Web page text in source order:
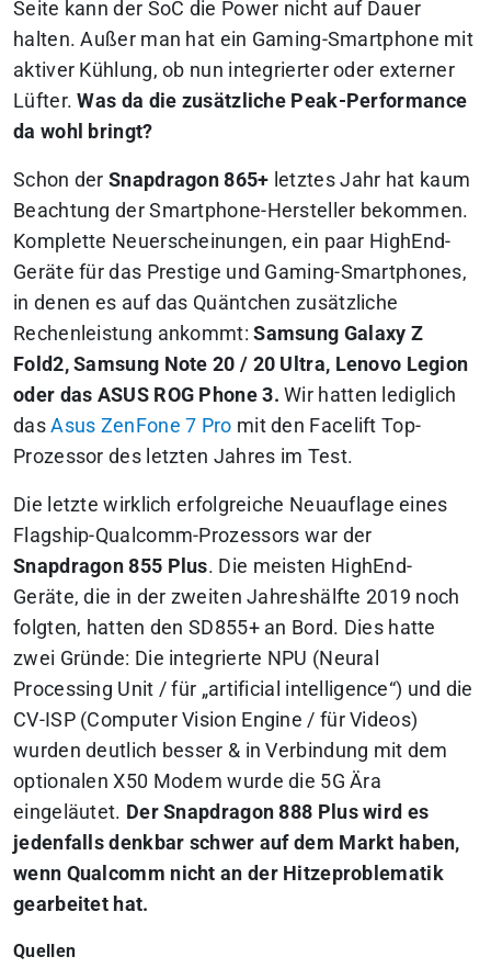
Seite kann der SoC die Power nicht auf Dauer
halten. Außer man hat ein Gaming-Smartphone mit
aktiver Kühlung, ob nun integrierter oder externer
Lüfter.Was da die zusätzliche Peak-Performance
da wohl bringt?
Schon der Snapdragon 865+ letztes Jahr hat kaum
Beachtung der Smartphone-Hersteller bekommen.
Komplette Neuerscheinungen, ein paar HighEnd-
Geräte für das Prestige und Gaming-Smartphones,
in denen es auf das Quäntchen zusätzliche
Rechenleistung ankommt:Samsung Galaxy Z
Fold2, Samsung Note 20 / 20 Ultra, Lenovo Legion
oder das ASUS ROG Phone 3.Wir hatten lediglich
dasAsus ZenFone 7 Pro mit den Facelift Top-
Prozessor des letzten Jahres im Test.
Die letzte wirklich erfolgreiche Neuauflage eines
Flagship-Qualcomm-Prozessors war der
Snapdragon 855 Plus. Die meisten HighEnd-
Geräte, die in der zweiten Jahreshälfte 2019 noch
folgten, hatten den SD855+ an Bord. Dies hatte
zwei Gründe: Die integrierte NPU (Neural
Processing Unit / für „artificial intelligence“) und die
CV-ISP (Computer Vision Engine / für Videos)
wurden deutlich besser & in Verbindung mit dem
optionalen X50 Modem wurde die 5G Ära
eingeläutet. Der Snapdragon 888 Plus wird es
jedenfalls denkbar schwer auf dem Markt haben,
wenn Qualcomm nicht an der Hitzeproblematik
gearbeitet hat.
Quellen